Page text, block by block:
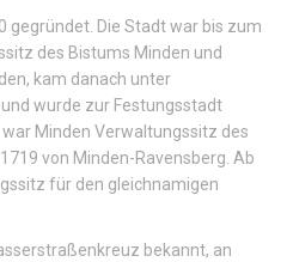
gegründet. Die Stadt war bis zum
des Bistums Minden und
kam danach unter
wurde zur Festungsstadt
Minden Verwaltungssitz des
von Minden-Ravensberg. Ab
für den gleichnamigen
bekannt, an